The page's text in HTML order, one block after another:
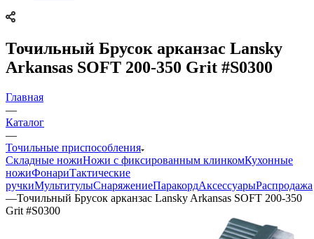
Точильный Брусок арканзас Lansky
Arkansas SOFT 200-350 Grit #S0300
Главная
—
Каталог
—
Точильные приспособления
Складные ножиНожи с фиксированным клинкомКухонные
ножиФонариТактические
ручкиМультитулыСнаряжениеПаракордАксессуарыРаспродажа
—Точильный Брусок арканзас Lansky Arkansas SOFT 200-350
Grit #S0300